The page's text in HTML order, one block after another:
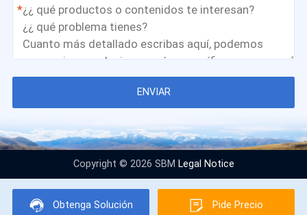
*
ENVIAR
Copyright © 2026 SBM Legal Notice
Obtenga Solución Pide Precio